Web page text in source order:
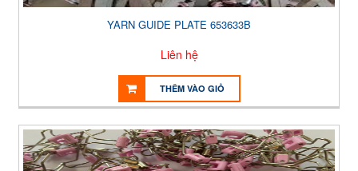
YARN GUIDE PLATE 653633B
Liên hệ
THÊM VÀO GIỎ